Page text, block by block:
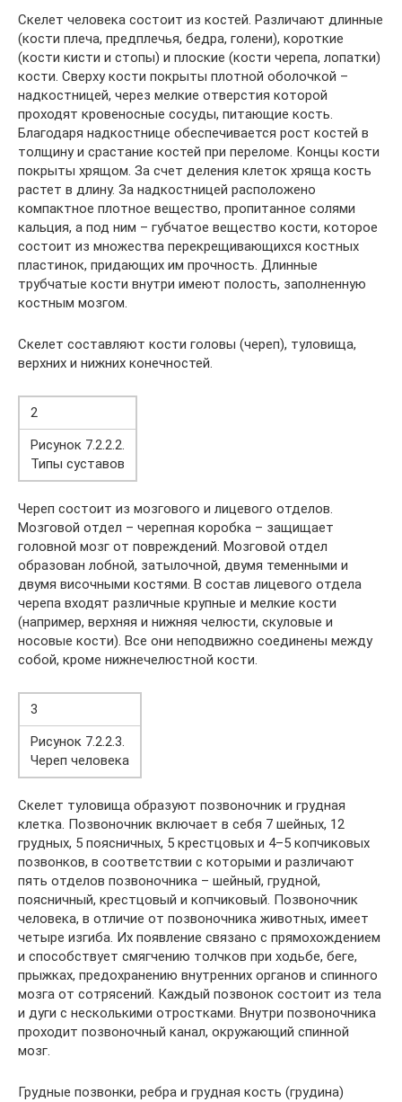
Скелет человека состоит из костей. Различают длинные
(кости плеча, предплечья, бедра, голени), короткие
(кости кисти и стопы) и плоские (кости черепа, лопатки)
кости. Сверху кости покрыты плотной оболочкой –
надкостницей, через мелкие отверстия которой
проходят кровеносные сосуды, питающие кость.
Благодаря надкостнице обеспечивается рост костей в
толщину и срастание костей при переломе. Концы кости
покрыты хрящом. За счет деления клеток хряща кость
растет в длину. За надкостницей расположено
компактное плотное вещество, пропитанное солями
кальция, а под ним – губчатое вещество кости, которое
состоит из множества перекрещивающихся костных
пластинок, придающих им прочность. Длинные
трубчатые кости внутри имеют полость, заполненную
костным мозгом.
Скелет составляют кости головы (череп), туловища,
верхних и нижних конечностей.
2
Рисунок 7.2.2.2.
Типы суставов
Череп состоит из мозгового и лицевого отделов.
Мозговой отдел – черепная коробка – защищает
головной мозг от повреждений. Мозговой отдел
образован лобной, затылочной, двумя теменными и
двумя височными костями. В состав лицевого отдела
черепа входят различные крупные и мелкие кости
(например, верхняя и нижняя челюсти, скуловые и
носовые кости). Все они неподвижно соединены между
собой, кроме нижнечелюстной кости.
3
Рисунок 7.2.2.3.
Череп человека
Скелет туловища образуют позвоночник и грудная
клетка. Позвоночник включает в себя 7 шейных, 12
грудных, 5 поясничных, 5 крестцовых и 4–5 копчиковых
позвонков, в соответствии с которыми и различают
пять отделов позвоночника – шейный, грудной,
поясничный, крестцовый и копчиковый. Позвоночник
человека, в отличие от позвоночника животных, имеет
четыре изгиба. Их появление связано с прямохождением
и способствует смягчению толчков при ходьбе, беге,
прыжках, предохранению внутренних органов и спинного
мозга от сотрясений. Каждый позвонок состоит из тела
и дуги с несколькими отростками. Внутри позвоночника
проходит позвоночный канал, окружающий спинной
мозг.
Грудные позвонки, ребра и грудная кость (грудина)